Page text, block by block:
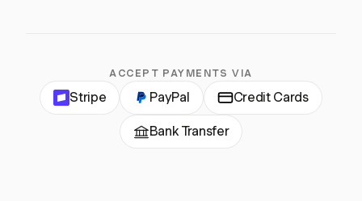
ACCEPT PAYMENTS VIA
Stripe PayPal Credit Cards
Bank Transfer